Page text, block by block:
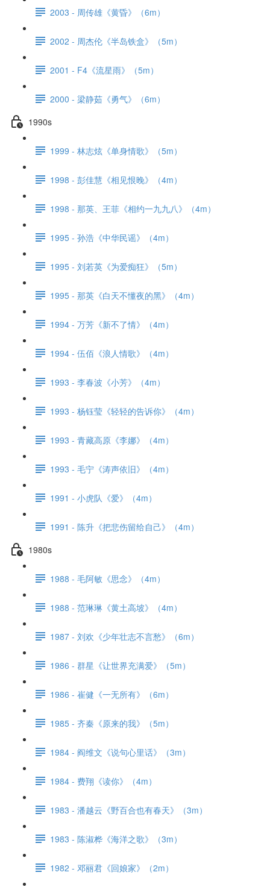
2003 - 周传雄《黄昏》（6m）
2002 - 周杰伦《半岛铁盒》（5m）
2001 - F4《流星雨》（5m）
2000 - 梁静茹《勇气》（6m）
1990s
1999 - 林志炫《单身情歌》（5m）
1998 - 彭佳慧《相见恨晚》（4m）
1998 - 那英、王菲《相约一九九八》（4m）
1995 - 孙浩《中华民谣》（4m）
1995 - 刘若英《为爱痴狂》（5m）
1995 - 那英《白天不懂夜的黑》（4m）
1994 - 万芳《新不了情》（4m）
1994 - 伍佰《浪人情歌》（4m）
1993 - 李春波《小芳》（4m）
1993 - 杨钰莹《轻轻的告诉你》（4m）
1993 - 青藏高原《李娜》（4m）
1993 - 毛宁《涛声依旧》（4m）
1991 - 小虎队《爱》（4m）
1991 - 陈升《把悲伤留给自己》（4m）
1980s
1988 - 毛阿敏《思念》（4m）
1988 - 范琳琳《黄土高坡》（4m）
1987 - 刘欢《少年壮志不言愁》（6m）
1986 - 群星《让世界充满爱》（5m）
1986 - 崔健《一无所有》（6m）
1985 - 齐秦《原来的我》（5m）
1984 - 阎维文《说句心里话》（3m）
1984 - 费翔《读你》（4m）
1983 - 潘越云《野百合也有春天》（3m）
1983 - 陈淑桦《海洋之歌》（3m）
1982 - 邓丽君《回娘家》（2m）